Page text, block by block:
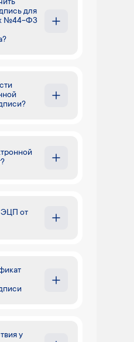
для
№44-ФЗ
ЭЦП от
у